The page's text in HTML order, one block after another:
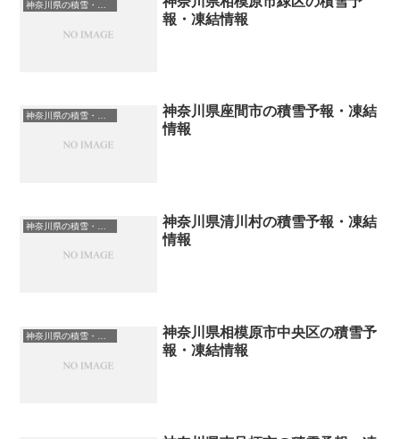
報・凍結情報
神奈川県座間市の積雪予報・凍結
情報
神奈川県清川村の積雪予報・凍結
情報
神奈川県の積雪・凍結情報
神奈川県相模原市中央区の積雪予
報・凍結情報